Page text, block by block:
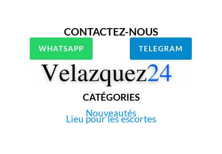
CONTACTEZ-NOUS
WHATSAPP TELEGRAM
CATÉGORIES
Nouveautés
Lieu pour les escortes